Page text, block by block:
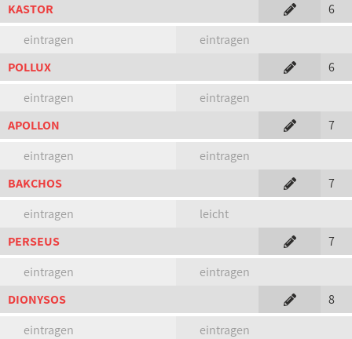
KASTOR
6
eintragen
eintragen
POLLUX
6
eintragen
eintragen
APOLLON
7
eintragen
eintragen
BAKCHOS
7
eintragen
leicht
PERSEUS
7
eintragen
eintragen
DIONYSOS
8
eintragen
eintragen